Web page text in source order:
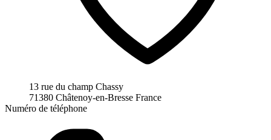
13 rue du champ Chassy
71380 Châtenoy-en-Bresse France
Numéro de téléphone